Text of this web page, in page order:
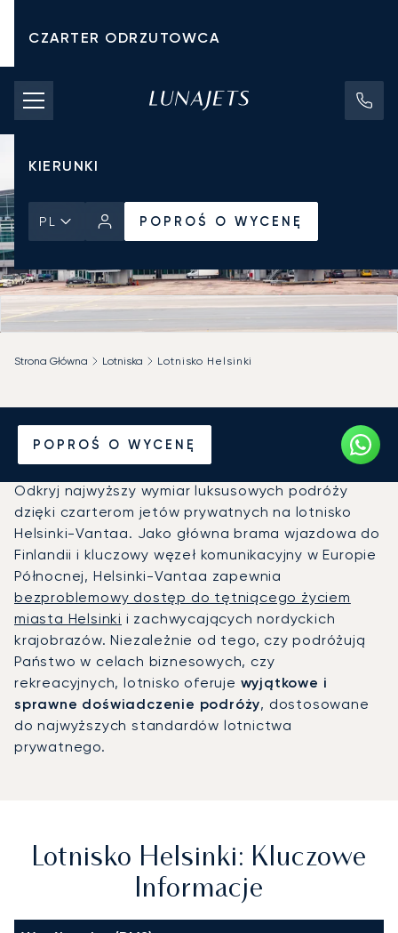
CZARTER ODRZUTOWCA
KOSZTY CZARTERU
PRYWATNE ODRZUTOWCE
KIERUNKI
PL POPROŚ O WYCENĘ
POPROŚ O WYCENĘ
Strona Główna Lotniska Lotnisko Helsinki
Prywatny odrzutowiec na
Lotnisko Helsinki (HEL)
Odkryj najwyższy wymiar luksusowych podróży
dzięki czarterom jetów prywatnych na lotnisko
Helsinki-Vantaa. Jako główna brama wjazdowa do
Finlandii i kluczowy węzeł komunikacyjny w Europie
Północnej, Helsinki-Vantaa zapewnia
bezproblemowy dostęp do tętniącego życiem
miasta Helsinki i zachwycających nordyckich
krajobrazów. Niezależnie od tego, czy podróżują
Państwo w celach biznesowych, czy
rekreacyjnych, lotnisko oferuje wyjątkowe i
sprawne doświadczenie podróży, dostosowane
do najwyższych standardów lotnictwa
prywatnego.
Lotnisko Helsinki: Kluczowe
Informacje